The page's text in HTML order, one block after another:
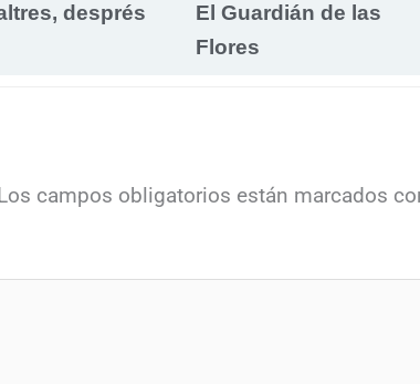
després
El Guardián de las
Flores
campos obligatorios están marcados